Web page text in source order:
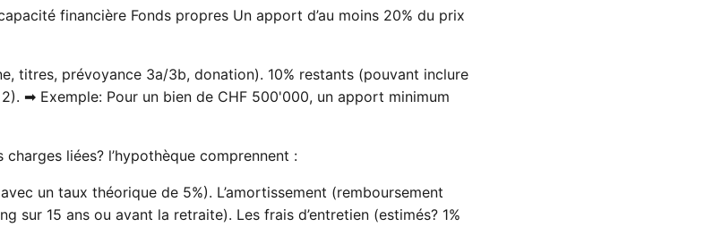
financière Fonds propres Un apport d’au moins 20% du prix
titres, prévoyance 3a/3b, donation). 10% restants (pouvant inclure
➡ Exemple: Pour un bien de CHF 500'000, un apport minimum
liées? l’hypothèque comprennent :
un taux théorique de 5%). L’amortissement (remboursement
sur 15 ans ou avant la retraite). Les frais d’entretien (estimés? 1%